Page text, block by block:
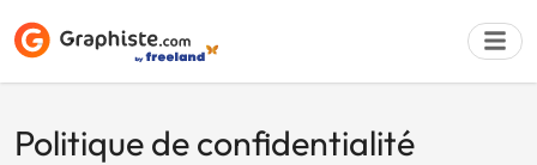
Politique de confidentialité